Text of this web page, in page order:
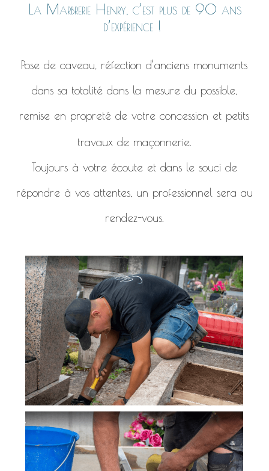
La Marbrerie Henry, c’est plus de 90 ans
d’expérience !
Pose de caveau, réfection d’anciens monuments
dans sa totalité dans la mesure du possible,
remise en propreté de votre concession et petits
travaux de maçonnerie.
Toujours à votre écoute et dans le souci de
répondre à vos attentes, un professionnel sera au
rendez-vous.